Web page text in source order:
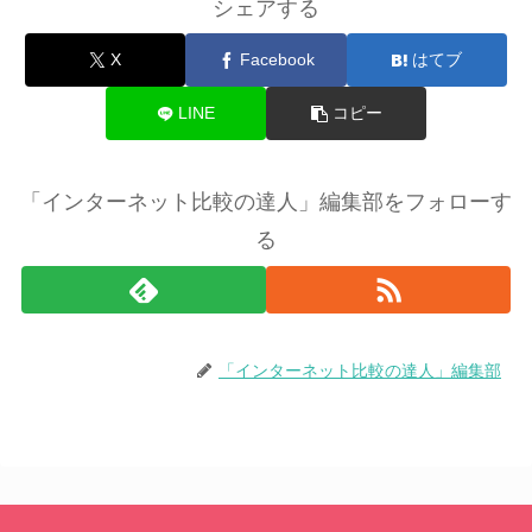
シェアする
X Facebook はてブ
LINE コピー
「インターネット比較の達人」編集部をフォローす
る
「インターネット比較の達人」編集部